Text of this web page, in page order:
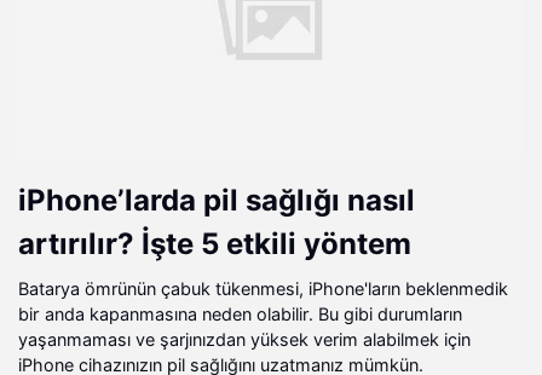
iPhone’larda pil sağlığı nasıl
artırılır? İşte 5 etkili yöntem
Batarya ömrünün çabuk tükenmesi, iPhone'ların beklenmedik
bir anda kapanmasına neden olabilir. Bu gibi durumların
yaşanmaması ve şarjınızdan yüksek verim alabilmek için
iPhone cihazınızın pil sağlığını uzatmanız mümkün.